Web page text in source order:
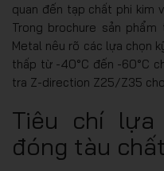
quan đến tạp chất phi kim
Trong brochure sản
Metal nêu rõ các lựa chọn
thấp từ -40°C đến -60°C
tra Z-direction Z25/Z35
Tiêu chí
đóng tàu